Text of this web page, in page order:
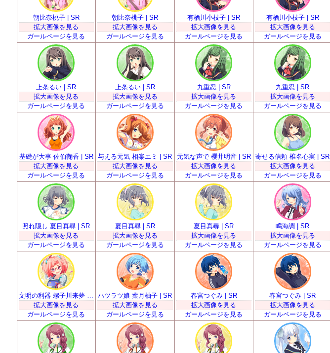
朝比奈桃子 | SR
拡大画像を見る
ガールページを見る
朝比奈桃子 | SR
拡大画像を見る
ガールページを見る
有栖川小枝子 | SR
拡大画像を見る
ガールページを見る
有栖川小枝子 | SR
拡大画像を見る
ガールページを見る
上条るい | SR
拡大画像を見る
ガールページを見る
上条るい | SR
拡大画像を見る
ガールページを見る
九重忍 | SR
拡大画像を見る
ガールページを見る
九重忍 | SR
拡大画像を見る
ガールページを見る
基礎が大事 佐伯鞠香 | SR
拡大画像を見る
ガールページを見る
与える元気 相楽エミ | SR
拡大画像を見る
ガールページを見る
元気な声で 櫻井明音 | SR
拡大画像を見る
ガールページを見る
寄せる信頼 椎名心実 | SR
拡大画像を見る
ガールページを見る
照れ隠し 夏目真尋 | SR
拡大画像を見る
ガールページを見る
夏目真尋 | SR
拡大画像を見る
ガールページを見る
夏目真尋 | SR
拡大画像を見る
ガールページを見る
鳴海調 | SR
拡大画像を見る
ガールページを見る
文明の利器 螺子川来夢 | SR
拡大画像を見る
ガールページを見る
ハツラツ娘 葉月柚子 | SR
拡大画像を見る
ガールページを見る
春宮つぐみ | SR
拡大画像を見る
ガールページを見る
春宮つぐみ | SR
拡大画像を見る
ガールページを見る